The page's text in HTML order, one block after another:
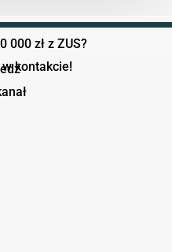
000 zł z ZUS?
kontakcie!